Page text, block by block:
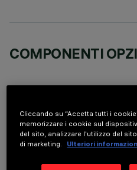
COMPONENTI
DATI TECNICI
Cliccando su “Accetta tutti i
memorizzare i cookie sul
del sito, analizzare l'utilizzo del
di marketing.
Ulteriori